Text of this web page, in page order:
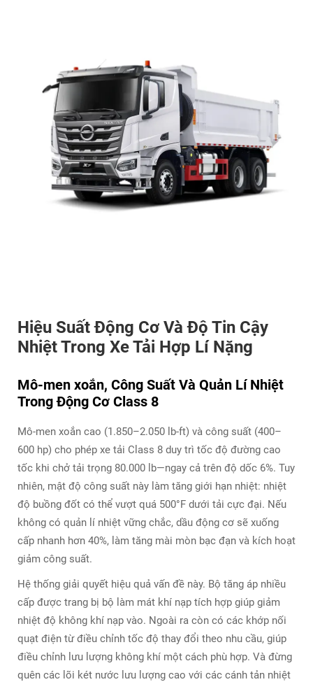
Hiệu Suất Động Cơ Và Độ Tin Cậy
Nhiệt Trong Xe Tải Hợp Lí Nặng
Mô-men xoắn, Công Suất Và Quản Lí Nhiệt
Trong Động Cơ Class 8
Mô-men xoắn cao (1.850–2.050 lb-ft) và công suất (400–
600 hp) cho phép xe tải Class 8 duy trì tốc độ đường cao
tốc khi chở tải trọng 80.000 lb—ngay cả trên độ dốc 6%. Tuy
nhiên, mật độ công suất này làm tăng giới hạn nhiệt: nhiệt
độ buồng đốt có thể vượt quá 500°F dưới tải cực đại. Nếu
không có quản lí nhiệt vững chắc, dầu động cơ sẽ xuống
cấp nhanh hơn 40%, làm tăng mài mòn bạc đạn và kích hoạt
giảm công suất.
Hệ thống giải quyết hiệu quả vấn đề này. Bộ tăng áp nhiều
cấp được trang bị bộ làm mát khí nạp tích hợp giúp giảm
nhiệt độ không khí nạp vào. Ngoài ra còn có các khớp nối
quạt điện từ điều chỉnh tốc độ thay đổi theo nhu cầu, giúp
điều chỉnh lưu lượng không khí một cách phù hợp. Và đừng
quên các lõi két nước lưu lượng cao với các cánh tản nhiệt